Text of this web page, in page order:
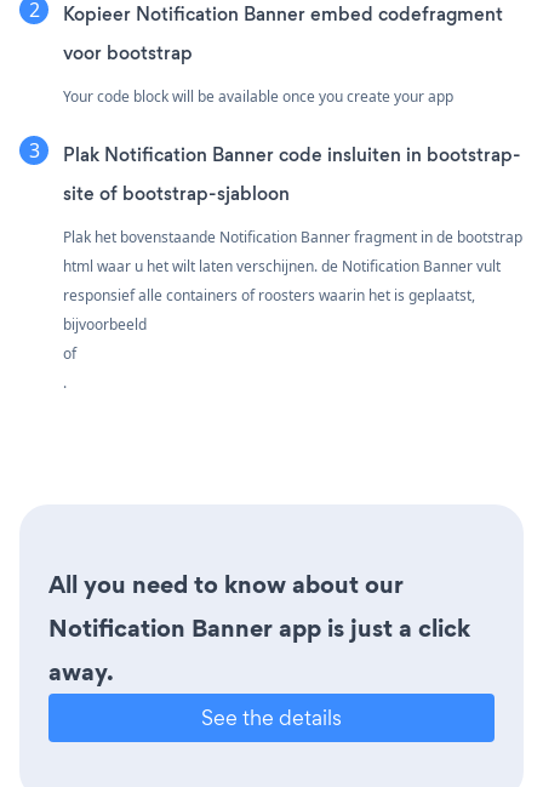
Kopieer Notification Banner embed codefragment
voor bootstrap
Your code block will be available once you create your app
Plak Notification Banner code insluiten in bootstrap-
site of bootstrap-sjabloon
Plak het bovenstaande Notification Banner fragment in de bootstrap
html waar u het wilt laten verschijnen. de Notification Banner vult
responsief alle containers of roosters waarin het is geplaatst,
bijvoorbeeld
of
.
All you need to know about our
Notification Banner app is just a click
away.
See the details